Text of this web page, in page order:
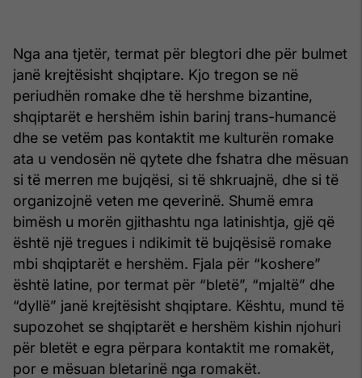
Nga ana tjetër, termat për blegtori dhe për bulmet
janë krejtësisht shqiptare. Kjo tregon se në
periudhën romake dhe të hershme bizantine,
shqiptarët e hershëm ishin barinj trans-humancë
dhe se vetëm pas kontaktit me kulturën romake
ata u vendosën në qytete dhe fshatra dhe mësuan
si të merren me bujqësi, si të shkruajnë, dhe si të
organizojnë veten me qeverinë. Shumë emra
bimësh u morën gjithashtu nga latinishtja, gjë që
është një tregues i ndikimit të bujqësisë romake
mbi shqiptarët e hershëm. Fjala për “koshere”
është latine, por termat për “bletë”, “mjaltë” dhe
“dyllë” janë krejtësisht shqiptare. Kështu, mund të
supozohet se shqiptarët e hershëm kishin njohuri
për bletët e egra përpara kontaktit me romakët,
por e mësuan bletarinë nga romakët.